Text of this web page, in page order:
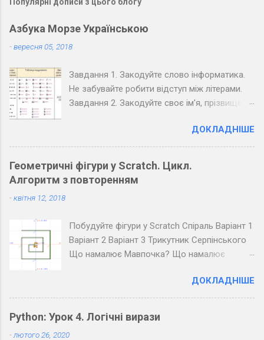
Азбука Морзе Українською
-вересня 05, 2018
Завдання 1. Закодуйте слово інформатика.
Не забувайте робити відступ між літерами.
Завдання 2. Закодуйте своє ім'я, прізвище,
3. Закодуйте повідомлення, обміняйтеся
зошитами зі своїм товаришем по парті та
розкодуйте повідомлення товариша.
Запишіть розкодоване повідомлення.
Завдання 4. Закодуйте повідомлення для
паузи між буквами, ще довші між словами).
Розкодуйте повідомлення своїх товаришів.
ДОКЛАДНІШЕ
Геометричні фігури у Scratch. Цикл.
Алгоритм з повторенням
-квітня 12, 2018
Побудуйте фігури у Scratch Спіраль Варіант 1
Варіант 2 Варіант 3 Трикутник Серпінського
Що намалює Мавпочка? Що намалює
ДОКЛАДНІШЕ
Python: Урок 4. Логічні вирази
- лютого 26, 2020